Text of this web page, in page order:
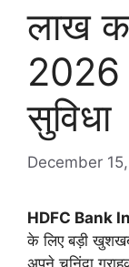
लाख
2026
सुविधा
December
HDFC Bank
के लिए बड़ी
अपने चुनिंदा